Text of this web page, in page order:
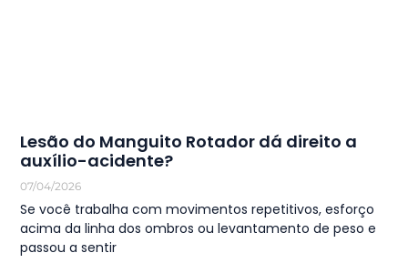
Lesão do Manguito Rotador dá direito a
auxílio-acidente?
07/04/2026
Se você trabalha com movimentos repetitivos, esforço
acima da linha dos ombros ou levantamento de peso e
passou a sentir